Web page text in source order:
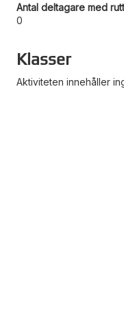
Antal deltagare med
0
Klasser
Aktiviteten innehåller